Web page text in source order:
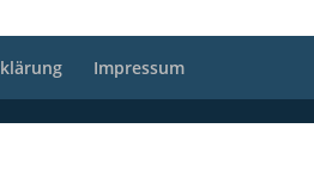
Impressum